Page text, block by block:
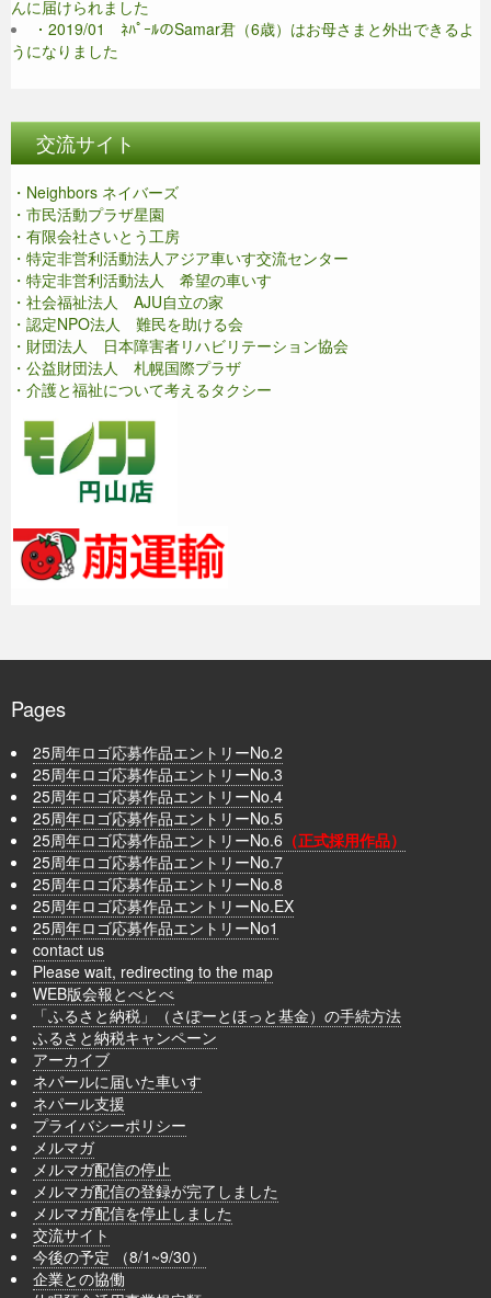
んに届けられました
・2019/01 ﾈﾊﾟｰﾙのSamar君（6歳）はお母さまと外出できるよ
うになりました
交流サイト
・Neighbors ネイバーズ
・市民活動プラザ星園
・有限会社さいとう工房
・特定非営利活動法人アジア車いす交流センター
・特定非営利活動法人 希望の車いす
・社会福祉法人 AJU自立の家
・認定NPO法人 難民を助ける会
・財団法人 日本障害者リハビリテーション協会
・公益財団法人 札幌国際プラザ
・介護と福祉について考えるタクシー
Pages
25周年ロゴ応募作品エントリーNo.2
25周年ロゴ応募作品エントリーNo.3
25周年ロゴ応募作品エントリーNo.4
25周年ロゴ応募作品エントリーNo.5
25周年ロゴ応募作品エントリーNo.6 （正式採用作品）
25周年ロゴ応募作品エントリーNo.7
25周年ロゴ応募作品エントリーNo.8
25周年ロゴ応募作品エントリーNo.EX
25周年ロゴ応募作品エントリーNo1
contact us
Please wait, redirecting to the map
WEB版会報とべとべ
「ふるさと納税」（さぽーとほっと基金）の手続方法
ふるさと納税キャンペーン
アーカイブ
ネパールに届いた車いす
ネパール支援
プライバシーポリシー
メルマガ
メルマガ配信の停止
メルマガ配信の登録が完了しました
メルマガ配信を停止しました
交流サイト
今後の予定 （8/1~9/30）
企業との協働